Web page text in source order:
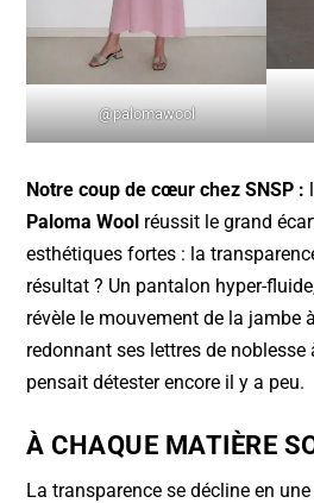
@palomawool
Notre coup de cœur chez SNSP :
Paloma Wool réussit le grand
esthétiques fortes : la
résultat ? Un pantalon hyper-
révèle le mouvement de la jambe
redonnant ses lettres de noblesse
pensait détester encore il y a peu.
À CHAQUE MATIÈRE
La transparence se décline en